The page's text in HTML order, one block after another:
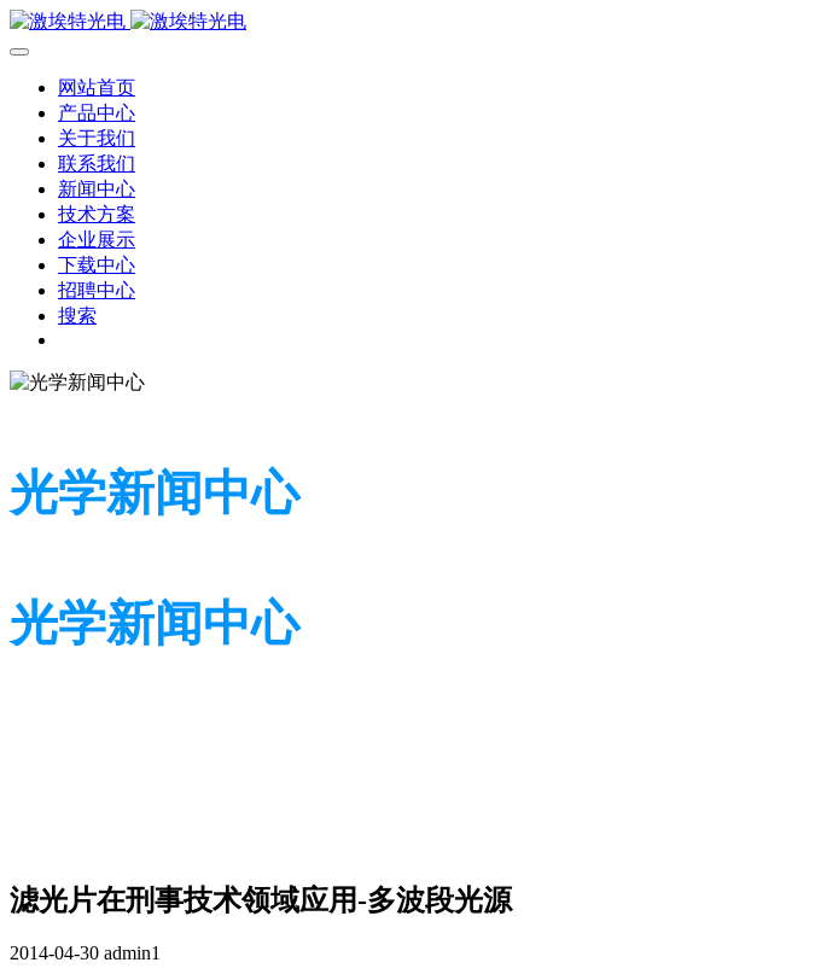
网站首页
产品中心
关于我们
联系我们
新闻中心
技术方案
企业展示
下载中心
招聘中心
搜索
光学新闻中心
光学新闻中心
滤光片在刑事技术领域应用-多波段光源
2014-04-30 admin1